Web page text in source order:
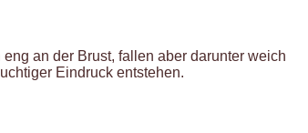
eng an der Brust, fallen aber darunter weich
Eindruck entstehen.